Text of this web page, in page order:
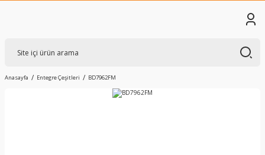
Anasayfa Entegre Çeşitleri BD7962FM